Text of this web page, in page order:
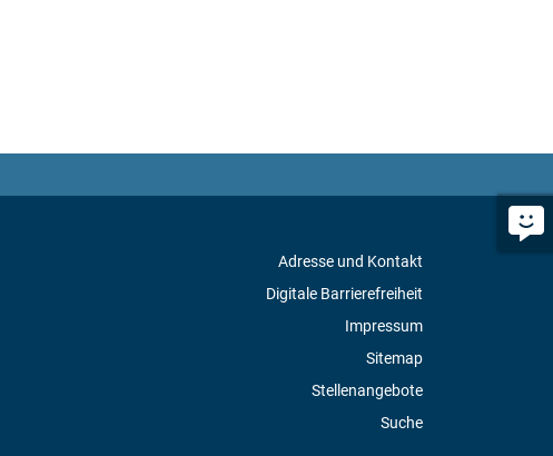
Adresse und Kontakt
Digitale Barrierefreiheit
Impressum
Sitemap
Stellenangebote
Suche